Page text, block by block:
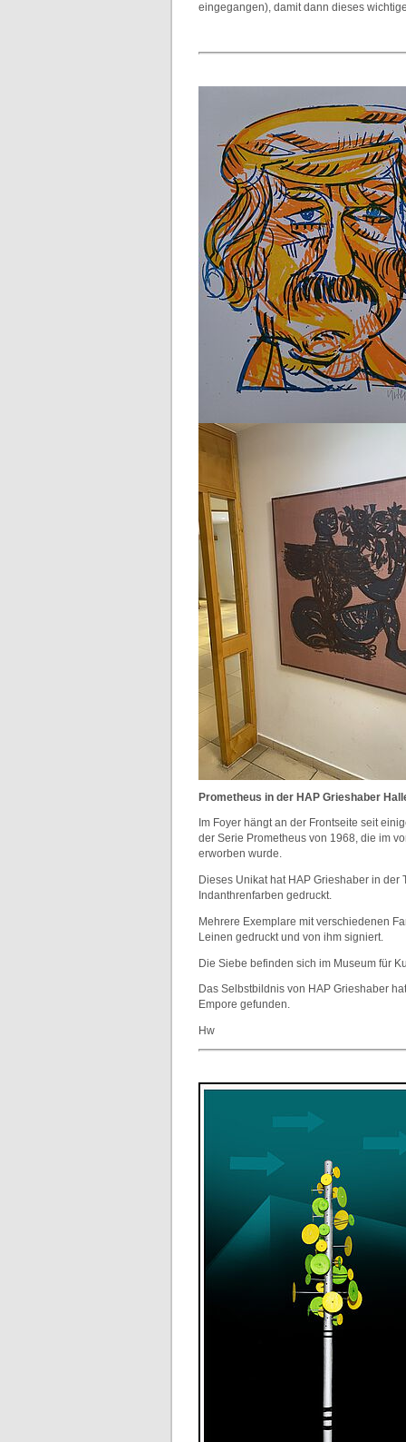
eingegangen), damit dann dieses
Prometheus in der HAP Grieshaber
Im Foyer hängt an der Frontseite seit
der Serie Prometheus von 1968, die im
erworben wurde.
Dieses Unikat hat HAP Grieshaber in der
Indanthrenfarben gedruckt.
Mehrere Exemplare mit verschiedenen
Leinen gedruckt und von ihm signiert.
Die Siebe befinden sich im Museum für
Das Selbstbildnis von HAP Grieshaber
Empore gefunden.
Hw